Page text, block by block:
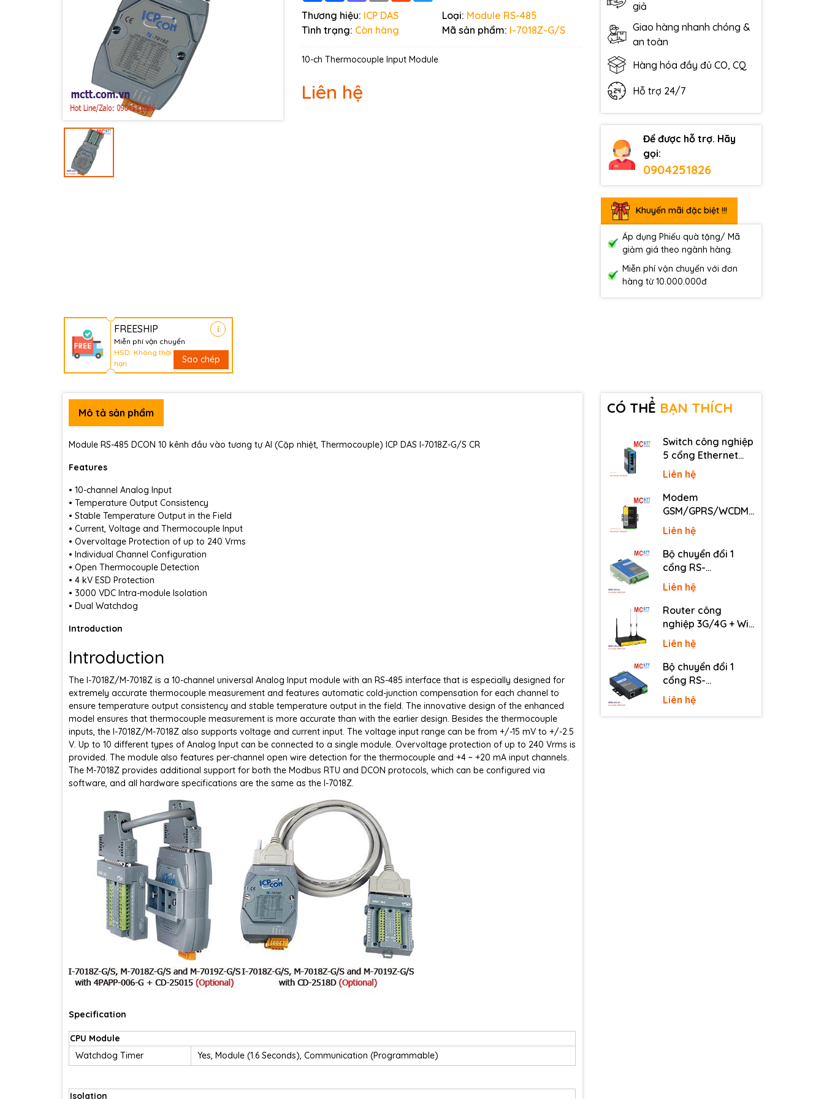
Thương hiệu: ICP DAS Loại: Module RS-485
Tình trạng: Còn hàng Mã sản phẩm: I-7018Z-G/S
10-ch Thermocouple Input Module
Liên hệ
giả
Giao hàng nhanh chóng &
an toàn
Hàng hóa đầy đủ CO, CQ
Hỗ trợ 24/7
Để được hỗ trợ. Hãy
gọi:
0904251826
Khuyến mãi đặc biệt !!!
Áp dụng Phiếu quà tặng/ Mã
giảm giá theo ngành hàng.
Miễn phí vận chuyển với đơn
hàng từ 10.000.000đ
FREESHIP
Miễn phí vận chuyển
HSD: Không thời
hạn
Sao chép
Điều kiện:
Mô tả sản phẩm
Module RS-485 DCON 10 kênh đầu vào tương tự AI (Cặp nhiệt, Thermocouple) ICP DAS I-7018Z-G/S CR
Features
• 10-channel Analog Input
• Temperature Output Consistency
• Stable Temperature Output in the Field
• Current, Voltage and Thermocouple Input
• Overvoltage Protection of up to 240 Vrms
• Individual Channel Configuration
• Open Thermocouple Detection
• 4 kV ESD Protection
• 3000 VDC Intra-module Isolation
• Dual Watchdog
Introduction
Introduction
The I-7018Z/M-7018Z is a 10-channel universal Analog Input module with an RS-485 interface that is especially designed for
extremely accurate thermocouple measurement and features automatic cold-junction compensation for each channel to
ensure temperature output consistency and stable temperature output in the field. The innovative design of the enhanced
model ensures that thermocouple measurement is more accurate than with the earlier design. Besides the thermocouple
inputs, the I-7018Z/M-7018Z also supports voltage and current input. The voltage input range can be from +/-15 mV to +/-2.5
V. Up to 10 different types of Analog Input can be connected to a single module. Overvoltage protection of up to 240 Vrms is
provided. The module also features per-channel open wire detection for the thermocouple and +4 ~ +20 mA input channels.
The M-7018Z provides additional support for both the Modbus RTU and DCON protocols, which can be configured via
software, and all hardware specifications are the same as the I-7018Z.
Specification
CPU Module
Watchdog Timer
Yes, Module (1.6 Seconds), Communication (Programmable)
Isolation
CÓ THỂ BẠN THÍCH
Switch công nghiệp
5 cổng Ethernet
3Onedata IES2105-
5T-P48
Liên hệ
Modem
GSM/GPRS/WCDMA
(3G)/LTE (4G) IP
Four-Faith F2816 V4
Liên hệ
Bộ chuyển đổi 1
cổng RS-
232/485/422 sang
quang 3onedata
MODEL277-S-SC-
20KM (Dual fiber,
20KM)
Liên hệ
Router công
nghiệp 3G/4G + Wi-
Fi + APN/VPN Four-
Faith F3436
Liên hệ
Bộ chuyển đổi 1
cổng RS-
232/485/422 sang
Ethernet 3onedata
NP301
Liên hệ